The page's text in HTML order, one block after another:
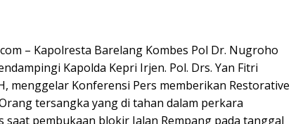
– Kapolresta Barelang Kombes Pol Dr. Nugroho
Kapolda Kepri Irjen. Pol. Drs. Yan Fitri
menggelar Konferensi Pers memberikan Restorative
tersangka yang di tahan dalam perkara
saat pembukaan blokir Jalan Rempang pada tanggal